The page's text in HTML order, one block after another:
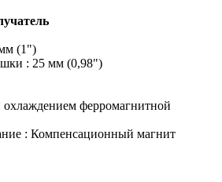
(1")
: 25 мм (0,98")
охлаждением ферромагнитной
: Компенсационный магнит